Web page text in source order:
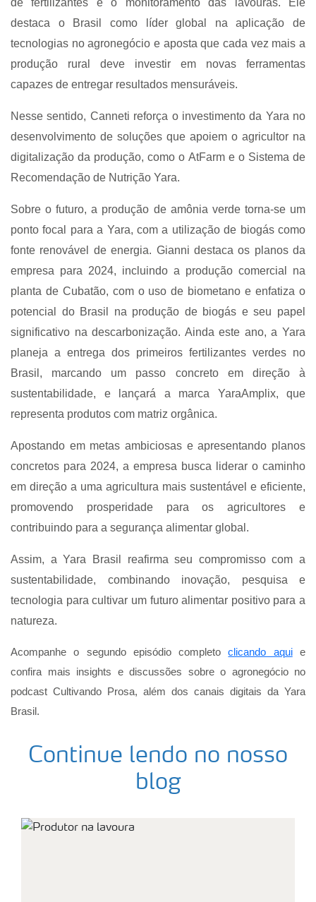
de fertilizantes e o monitoramento das lavouras. Ele
destaca o Brasil como líder global na aplicação de
tecnologias no agronegócio e aposta que cada vez mais a
produção rural deve investir em novas ferramentas
capazes de entregar resultados mensuráveis.
Nesse sentido, Canneti reforça o investimento da Yara no
desenvolvimento de soluções que apoiem o agricultor na
digitalização da produção, como o AtFarm e o Sistema de
Recomendação de Nutrição Yara.
Sobre o futuro, a produção de amônia verde torna-se um
ponto focal para a Yara, com a utilização de biogás como
fonte renovável de energia. Gianni destaca os planos da
empresa para 2024, incluindo a produção comercial na
planta de Cubatão, com o uso de biometano e enfatiza o
potencial do Brasil na produção de biogás e seu papel
significativo na descarbonização. Ainda este ano, a Yara
planeja a entrega dos primeiros fertilizantes verdes no
Brasil, marcando um passo concreto em direção à
sustentabilidade, e lançará a marca YaraAmplix, que
representa produtos com matriz orgânica.
Apostando em metas ambiciosas e apresentando planos
concretos para 2024, a empresa busca liderar o caminho
em direção a uma agricultura mais sustentável e eficiente,
promovendo prosperidade para os agricultores e
contribuindo para a segurança alimentar global.
Assim, a Yara Brasil reafirma seu compromisso com a
sustentabilidade, combinando inovação, pesquisa e
tecnologia para cultivar um futuro alimentar positivo para a
natureza.
Acompanhe o segundo episódio completoclicando aquie
confira mais insights e discussões sobre o agronegócio no
podcast Cultivando Prosa, além dos canais digitais da Yara
Brasil.
Continue lendo no nosso
blog